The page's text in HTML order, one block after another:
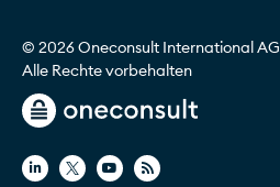
© 2026 Oneconsult International AG
Alle Rechte vorbehalten